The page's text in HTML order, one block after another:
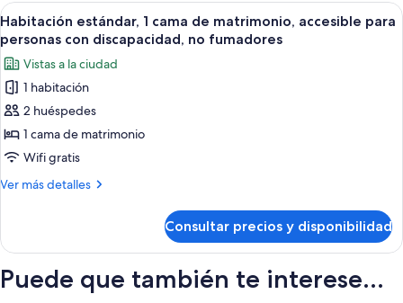
Abrir
todas
las
fotos
de
Habitación
estándar,
1
cama
accesible
para
personas
Una habitación de hotel con una
6
Habitación estándar, 1 cama de matrimonio, accesible para
personas con discapacidad, no fumadores
Vistas a la ciudad
1 habitación
2 huéspedes
1 cama de matrimonio
Wifi gratis
Ver más detalles
Más
estándar,
cama
Consultar precios y disponibilidad
Puede que también te interese...